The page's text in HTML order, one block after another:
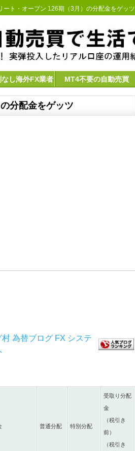
ート・オープン 126期（3月）の分配金をゲッツ
なし海外FX業者 MT4不要の自動売買
分配金をゲッツ
普通分配 特別分配
受取り分配
金
（税引き
前）
（税引き